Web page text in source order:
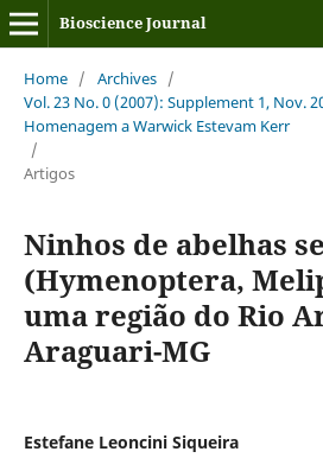
Bioscience Journal
Home / Archives /
Vol. 23 No. 0 (2007): Supplement 1, Nov.
Homenagem a Warwick Estevam Kerr
/
Artigos
Ninhos de abelhas
(Hymenoptera,
uma região do Rio
Araguari-MG
Estefane Leoncini Siqueira